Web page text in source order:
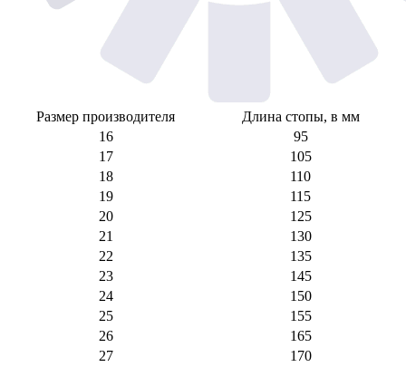
Размер производителя
Длина стопы, в мм
16
95
17
105
18
110
19
115
20
125
21
130
22
135
23
145
24
150
25
155
26
165
27
170